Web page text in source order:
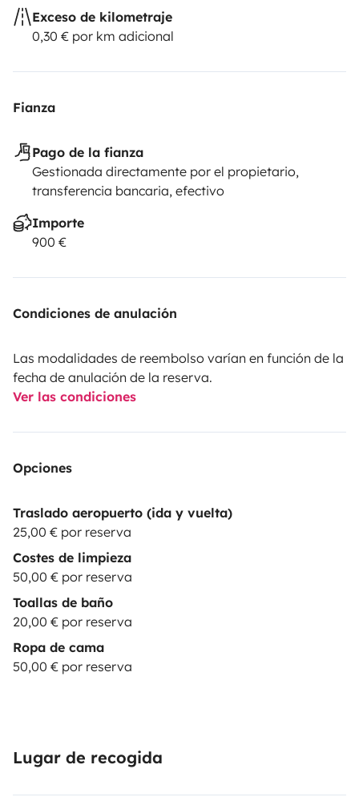
Exceso de kilometraje
0,30 € por km adicional
Fianza
Pago de la fianza
Gestionada directamente por el propietario,
transferencia bancaria, efectivo
Importe
900 €
Condiciones de anulación
Las modalidades de reembolso varían en función de la
fecha de anulación de la reserva.
Ver las condiciones
Opciones
Traslado aeropuerto (ida y vuelta)
25,00 € por reserva
Costes de limpieza
50,00 € por reserva
Toallas de baño
20,00 € por reserva
Ropa de cama
50,00 € por reserva
Lugar de recogida